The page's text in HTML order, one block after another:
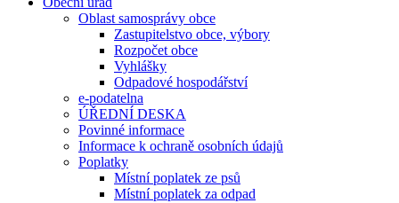
Oblast samosprávy obce
Zastupitelstvo obce, výbory
Rozpočet obce
Vyhlášky
Odpadové hospodářství
e-podatelna
ÚŘEDNÍ DESKA
Povinné informace
Informace k ochraně osobních údajů
Poplatky
Místní poplatek ze psů
Místní poplatek za odpad